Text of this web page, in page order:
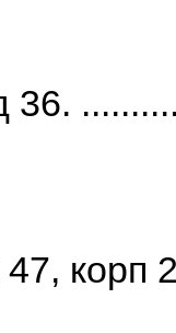
36.
корп